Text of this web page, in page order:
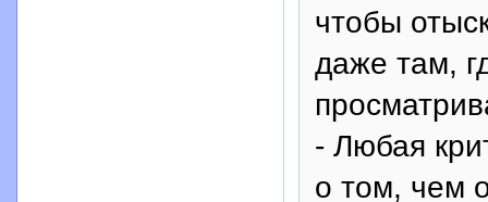
чтобы
даже там,
- Любая
о том, чем